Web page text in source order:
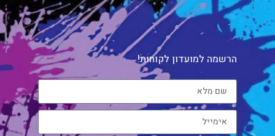
הרשמה למועדון לקוחות!